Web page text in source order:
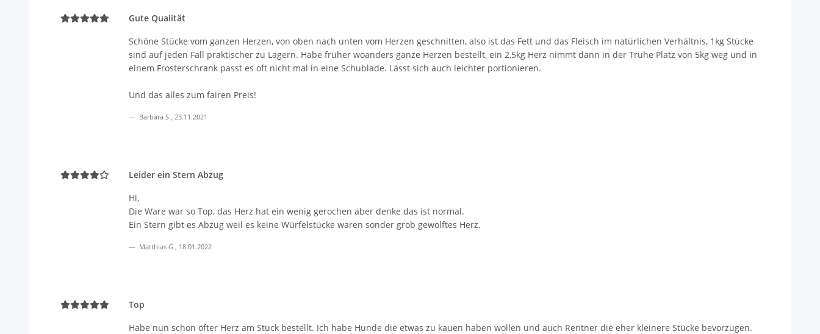
Gute Qualität
Schöne Stücke vom ganzen Herzen, von oben nach unten vom Herzen geschnitten, also ist das Fett und das Fleisch im natürlichen Verhältnis, 1kg Stücke
sind auf jeden Fall praktischer zu Lagern. Habe früher woanders ganze Herzen bestellt, ein 2,5kg Herz nimmt dann in der Truhe Platz von 5kg weg und in
einem Frosterschrank passt es oft nicht mal in eine Schublade. Lässt sich auch leichter portionieren.
Und das alles zum fairen Preis!
Barbara S , 23.11.2021
Leider ein Stern Abzug
Hi,
Die Ware war so Top, das Herz hat ein wenig gerochen aber denke das ist normal.
Ein Stern gibt es Abzug weil es keine Würfelstücke waren sonder grob gewolftes Herz.
Matthias G , 18.01.2022
Top
Habe nun schon öfter Herz am Stück bestellt. Ich habe Hunde die etwas zu kauen haben wollen und auch Rentner die eher kleinere Stücke bevorzugen.